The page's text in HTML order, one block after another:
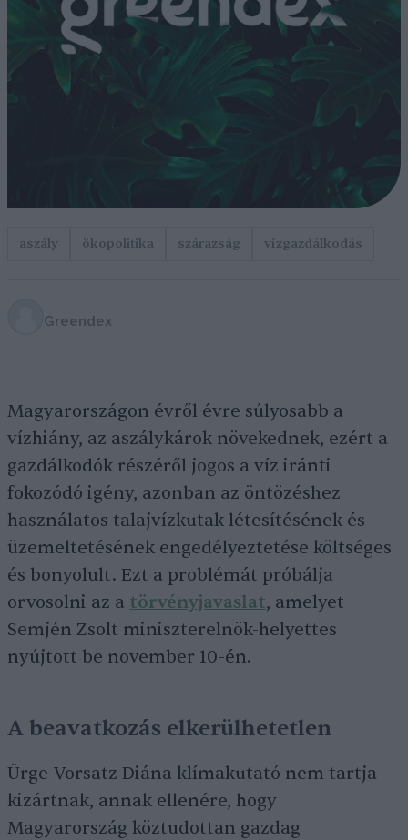
aszály ökopolitika szárazság vízgazdálkodás
Greendex
Magyarországon évről évre súlyosabb a
vízhiány, az aszálykárok növekednek, ezért a
gazdálkodók részéről jogos a víz iránti
fokozódó igény, azonban az öntözéshez
használatos talajvízkutak létesítésének és
üzemeltetésének engedélyeztetése költséges
és bonyolult. Ezt a problémát próbálja
orvosolni az a törvényjavaslat, amelyet
Semjén Zsolt miniszterelnök-helyettes
nyújtott be november 10-én.
A beavatkozás elkerülhetetlen
Ürge-Vorsatz Diána klímakutató nem tartja
kizártnak, annak ellenére, hogy
Magyarország köztudottan gazdag